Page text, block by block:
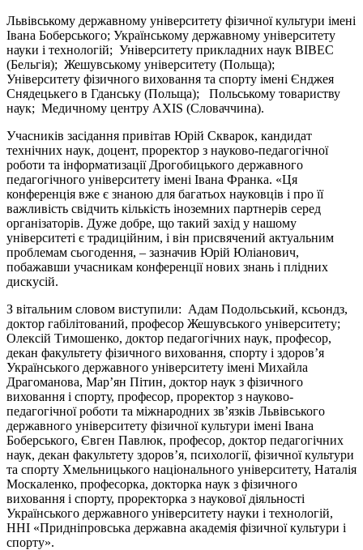
Львівському державному університету фізичної культури імені
Івана Боберського; Українському державному університету
науки і технологій; Університету прикладних наук ВІВЕС
(Бельгія); Жешувському університету (Польща);
Університету фізичного виховання та спорту імені Єнджея
Снядецькего в Гданську (Польща); Польському товариству
наук; Медичному центру AXIS (Словаччина).
Учасників засідання привітав Юрій Скварок, кандидат
технічних наук, доцент, проректор з науково-педагогічної
роботи та інформатизації Дрогобицького державного
педагогічного університету імені Івана Франка. «Ця
конференція вже є знаною для багатьох науковців і про її
важливість свідчить кількість іноземних партнерів серед
організаторів. Дуже добре, що такий захід у нашому
університеті є традиційним, і він присвячений актуальним
проблемам сьогодення, – зазначив Юрій Юліанович,
побажавши учасникам конференції нових знань і плідних
дискусій.
З вітальним словом виступили: Адам Подольський, ксьондз,
доктор габілітований, професор Жешувського університету;
Олексій Тимошенко, доктор педагогічних наук, професор,
декан факультету фізичного виховання, спорту і здоров’я
Українського державного університету імені Михайла
Драгоманова, Мар’ян Пітин, доктор наук з фізичного
виховання і спорту, професор, проректор з науково-
педагогічної роботи та міжнародних зв’язків Львівського
державного університету фізичної культури імені Івана
Боберського, Євген Павлюк, професор, доктор педагогічних
наук, декан факультету здоров’я, психології, фізичної культури
та спорту Хмельницького національного університету, Наталія
Москаленко, професорка, докторка наук з фізичного
виховання і спорту, проректорка з наукової діяльності
Українського державного університету науки і технологій,
ННІ «Придніпровська державна академія фізичної культури і
спорту».